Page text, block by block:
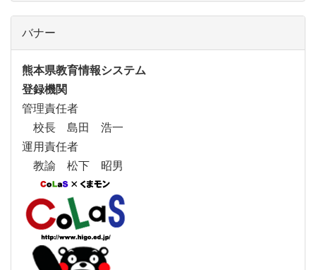
バナー
熊本県教育情報システム
登録機関
管理責任者
校長 島田 浩一
運用責任者
教諭 松下 昭男